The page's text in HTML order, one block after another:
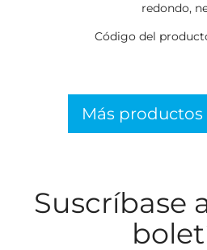
redondo,
Código del
Más productos
Suscríbase